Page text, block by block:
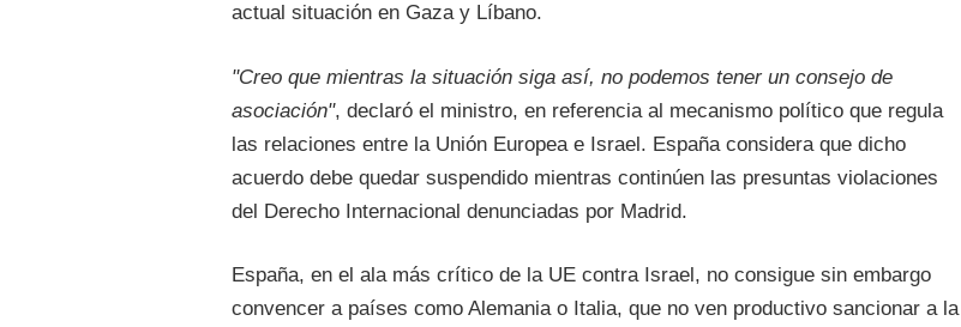
actual situación en Gaza y Líbano.
"Creo que mientras la situación siga así, no podemos tener un consejo de
asociación", declaró el ministro, en referencia al mecanismo político que regula
las relaciones entre la Unión Europea e Israel. España considera que dicho
acuerdo debe quedar suspendido mientras continúen las presuntas violaciones
del Derecho Internacional denunciadas por Madrid.
España, en el ala más crítico de la UE contra Israel, no consigue sin embargo
convencer a países como Alemania o Italia, que no ven productivo sancionar a la